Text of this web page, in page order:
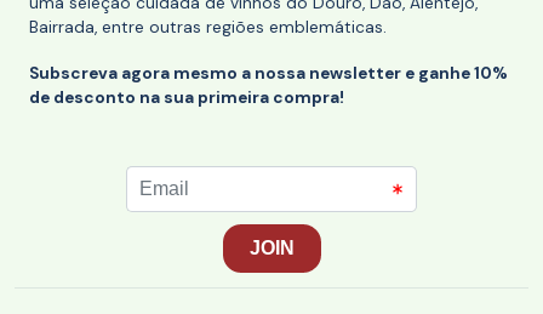
Bairrada, entre outras regiões emblemáticas.
Subscreva agora mesmo a nossa newsletter e ganhe 10%
de desconto na sua primeira compra!